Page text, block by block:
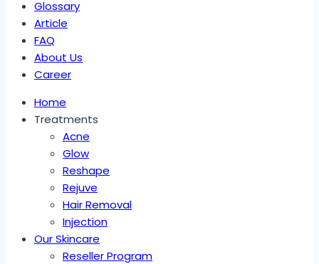
Glossary
Article
FAQ
About Us
Career
Home
Treatments
Acne
Glow
Reshape
Rejuve
Hair Removal
Injection
Our Skincare
Reseller Program